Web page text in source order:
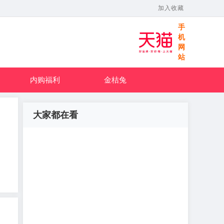
加入收藏
手
机
网
站
内购福利 金桔兔
大家都在看